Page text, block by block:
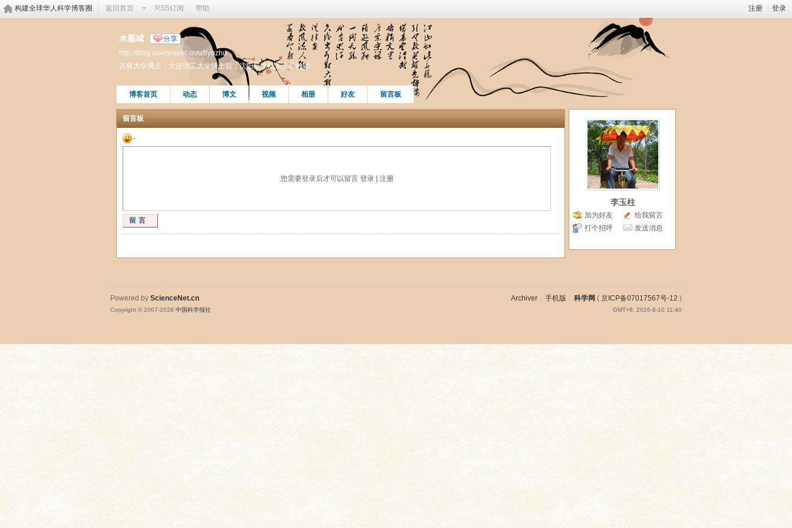
注册 登录
构建全球华人科学博客圈 返回首页 RSS订阅 帮助
水墨城 分享
http://blog.sciencenet.cn/u/liyuzhu
吉林大学博士，大连理工大学博士后，沈阳航空航天大学教师
博客首页 动态 博文 视频 相册 好友 留言板
留言板
您需要登录后才可以留言 登录| 注册
留言
李玉柱
加为好友
给我留言
打个招呼
发送消息
Archiver 手机版 科学网 ( 京ICP备07017567号-12 )
GMT+8, 2026-8-10 11:40
Powered by ScienceNet.cn
Copyright © 2007-2026 中国科学报社